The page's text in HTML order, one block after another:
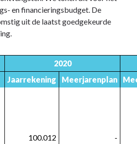
en financieringsbudget. De
uit de laatst goedgekeurde
2020
Jaarrekening
Meerjarenplan
100.012
-